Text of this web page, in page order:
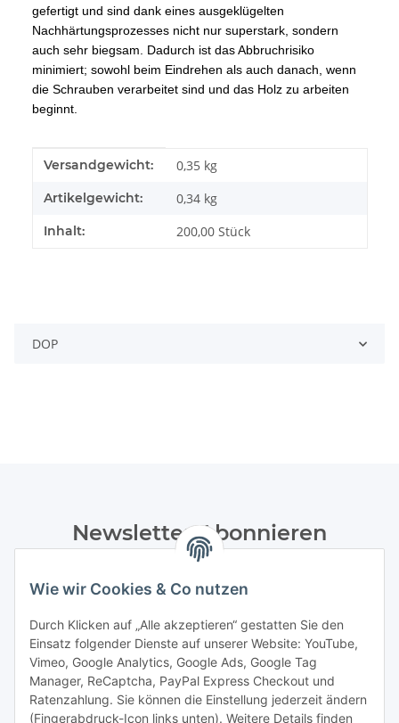
Wie wir Cookies & Co nutzen
Durch Klicken auf „Alle akzeptieren“ gestatten Sie den
Einsatz folgender Dienste auf unserer Website: YouTube,
Vimeo, Google Analytics, Google Ads, Google Tag
Manager, ReCaptcha, PayPal Express Checkout und
Ratenzahlung. Sie können die Einstellung jederzeit ändern
(Fingerabdruck-Icon links unten). Weitere Details finden
gefertigt und sind dank eines ausgeklügelten
Nachhärtungsprozesses nicht nur superstark, sondern
auch sehr biegsam. Dadurch ist das Abbruchrisiko
minimiert; sowohl beim Eindrehen als auch danach, wenn
die Schrauben verarbeitet sind und das Holz zu arbeiten
beginnt.
Produkteigenschaft
Wert
Versandgewicht: 0,35 kg
Artikelgewicht: 0,34 kg
Inhalt: 200,00 Stück
DOP
Newsletter Abonnieren
Datenschutzerklärungregelmäßig und jederzeit widerruflich
Abonnieren
Informationen